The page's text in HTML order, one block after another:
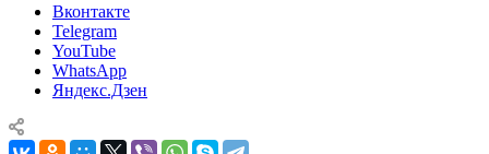
Вконтакте
Telegram
YouTube
WhatsApp
Яндекс.Дзен